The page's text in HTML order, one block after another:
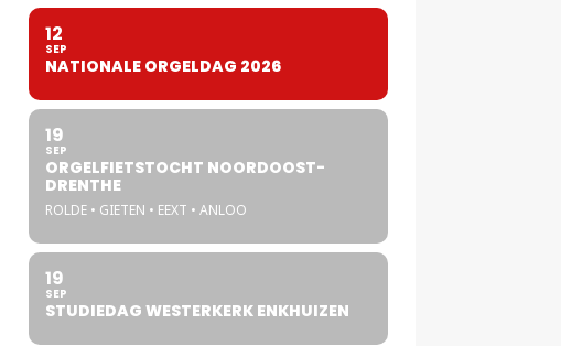
12
SEP
NATIONALE ORGELDAG 2026
19
SEP
ORGELFIETSTOCHT NOORDOOST-
DRENTHE
ROLDE • GIETEN • EEXT • ANLOO
19
SEP
STUDIEDAG WESTERKERK ENKHUIZEN